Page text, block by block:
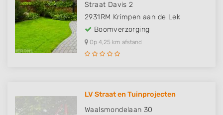
Straat Davis 2
2931RM Krimpen aan de Lek
Boomverzorging
Op 4,25 km afstand
LV Straat en Tuinprojecten
Waalsmondelaan 30